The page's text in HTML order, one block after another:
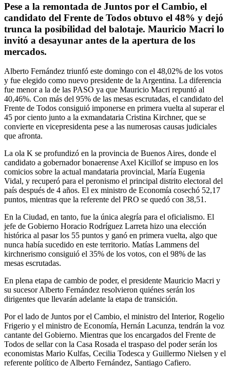
Pese a la remontada de Juntos por el Cambio, el
candidato del Frente de Todos obtuvo el 48% y dejó
trunca la posibilidad del balotaje. Mauricio Macri lo
invitó a desayunar antes de la apertura de los
mercados.
Alberto Fernández triunfó este domingo con el 48,02% de los votos
y fue elegido como nuevo presidente de la Argentina. La diferencia
fue menor a la de las PASO ya que Mauricio Macri repuntó al
40,46%. Con más del 95% de las mesas escrutadas, el candidato del
Frente de Todos consiguió imponerse en primera vuelta al superar el
45 por ciento junto a la exmandataria Cristina Kirchner, que se
convierte en vicepresidenta pese a las numerosas causas judiciales
que afronta.
La ola K se profundizó en la provincia de Buenos Aires, donde el
candidato a gobernador bonaerense Axel Kicillof se impuso en los
comicios sobre la actual mandataria provincial, María Eugenia
Vidal, y recuperó para el peronismo el principal distrito electoral del
país después de 4 años. El ex ministro de Economía cosechó 52,17
puntos, mientras que la referente del PRO se quedó con 38,51.
En la Ciudad, en tanto, fue la única alegría para el oficialismo. El
jefe de Gobierno Horacio Rodríguez Larreta hizo una elección
histórica al pasar los 55 puntos y ganó en primera vuelta, algo que
nunca había sucedido en este territorio. Matías Lammens del
kirchnerismo consiguió el 35% de los votos, con el 98% de las
mesas escrutadas.
En plena etapa de cambio de poder, el presidente Mauricio Macri y
su sucesor Alberto Fernández resolvieron quiénes serán los
dirigentes que llevarán adelante la etapa de transición.
Por el lado de Juntos por el Cambio, el ministro del Interior, Rogelio
Frigerio y el ministro de Economía, Hernán Lacunza, tendrán la voz
cantante del Gobierno. Mientras que los encargados del Frente de
Todos de sellar con la Casa Rosada el traspaso del poder serán los
economistas Mario Kulfas, Cecilia Todesca y Guillermo Nielsen y el
referente político de Alberto Fernández, Santiago Cafiero.